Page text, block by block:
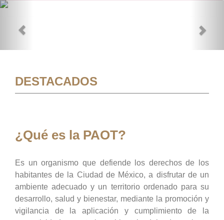
DESTACADOS
¿Qué es la PAOT?
Es un organismo que defiende los derechos de los
habitantes de la Ciudad de México, a disfrutar de un
ambiente adecuado y un territorio ordenado para su
desarrollo, salud y bienestar, mediante la promoción y
vigilancia de la aplicación y cumplimiento de la